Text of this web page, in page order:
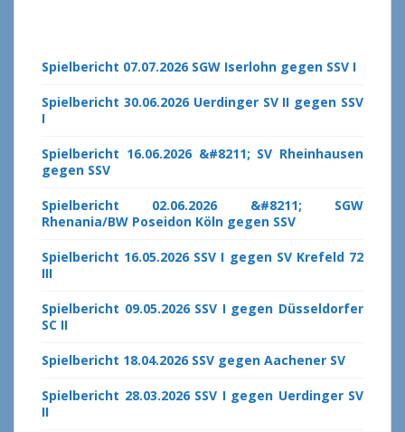
Spielbericht 07.07.2026 SGW Iserlohn gegen SSV I
Spielbericht 30.06.2026 Uerdinger SV II gegen SSV
I
Spielbericht 16.06.2026 &#8211; SV Rheinhausen
gegen SSV
Spielbericht 02.06.2026 &#8211; SGW
Rhenania/BW Poseidon Köln gegen SSV
Spielbericht 16.05.2026 SSV I gegen SV Krefeld 72
III
Spielbericht 09.05.2026 SSV I gegen Düsseldorfer
SC II
Spielbericht 18.04.2026 SSV gegen Aachener SV
Spielbericht 28.03.2026 SSV I gegen Uerdinger SV
II